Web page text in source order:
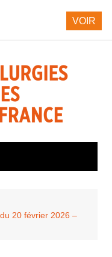
20 février 2026 –
VOIR